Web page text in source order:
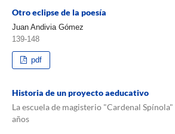
Otro eclipse de la poesía
Juan Andivia Gómez
139-148
pdf
Historia de un proyecto aeducativo
La escuela de magisterio "Cardenal
años